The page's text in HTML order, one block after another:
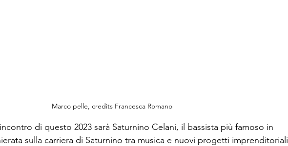
Marco pelle, credits Francesca Romano
di questo 2023 sarà Saturnino Celani, il bassista più famoso in
sulla carriera di Saturnino tra musica e nuovi progetti imprenditoriali